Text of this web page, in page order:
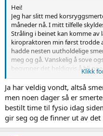
Hei!
Jeg har slitt med
måneder nå. I mitt tilfelle
Stråling i beinet kan komme av
kiropraktoren min først trodde
hadde nesten uutholdelige
meg og gå. Vanskelig å sove
begynner det heldigvis å bli
Det hørtes lenge ut å vente tre
smerter. Kanskje du kan dra til
kiropraktoren min som
kunne være prolaps i ryggen.
Håper du får hjelp og at det
Klikk
Ja har veldig vondt, altså
men noen dager så er
bestilt time til fysio idag
gir seg og de finner ut av det